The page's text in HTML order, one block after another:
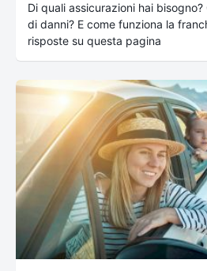
Di quali assicurazioni hai
di danni? E come funziona la
risposte su questa pagina